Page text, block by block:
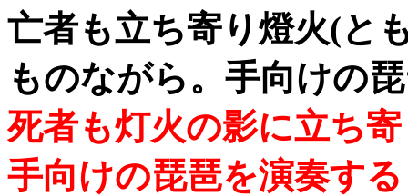
亡者も立ち寄り燈火(と
ものながら。手向けの
死者も灯火の影に立ち
手向けの琵琶を演奏す